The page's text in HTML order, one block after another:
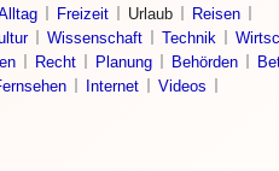
Freizeit Urlaub
Reisen
Wissenschaft Technik
Recht Planung Behörden
Internet Videos